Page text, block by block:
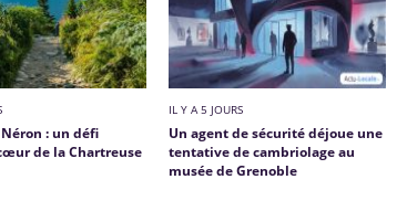
: un défi
de la Chartreuse
IL Y A 5 JOURS
Un agent de sécurité déjoue une
tentative de cambriolage au
musée de Grenoble